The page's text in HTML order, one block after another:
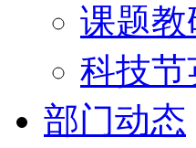
课题教
科技
部门动态